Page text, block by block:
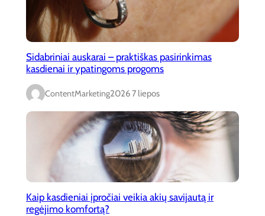
Sidabriniai auskarai – praktiškas pasirinkimas
kasdienai ir ypatingoms progoms
ContentMarketing2026 7 liepos
Kaip kasdieniai įpročiai veikia akių savijautą ir
regėjimo komfortą?